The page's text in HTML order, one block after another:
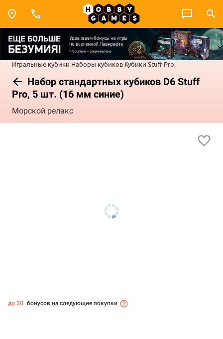
Игральные кубики Наборы кубиков Кубики Stuff Pro
Набор стандартных кубиков D6 Stuff
Pro, 5 шт. (16 мм синие)
Морской релакс
до 20 бонусов на следующие покупки